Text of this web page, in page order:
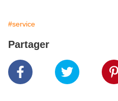
#service
Partager